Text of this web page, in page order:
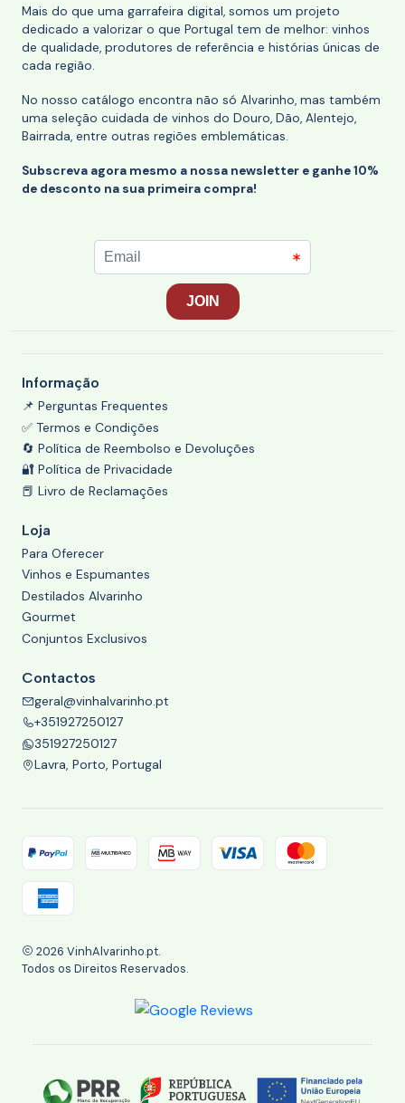
Mais do que uma garrafeira digital, somos um projeto
dedicado a valorizar o que Portugal tem de melhor: vinhos
de qualidade, produtores de referência e histórias únicas de
cada região.
No nosso catálogo encontra não só Alvarinho, mas também
uma seleção cuidada de vinhos do Douro, Dão, Alentejo,
Bairrada, entre outras regiões emblemáticas.
Subscreva agora mesmo a nossa newsletter e ganhe 10%
de desconto na sua primeira compra!
Informação
📌 Perguntas Frequentes
✅ Termos e Condições
🔄 Política de Reembolso e Devoluções
🔐 Política de Privacidade
📕 Livro de Reclamações
Loja
Para Oferecer
Vinhos e Espumantes
Destilados Alvarinho
Gourmet
Conjuntos Exclusivos
Contactos
geral@vinhalvarinho.pt
+351927250127
351927250127
Lavra, Porto, Portugal
2026 VinhAlvarinho.pt.
Todos os Direitos Reservados.